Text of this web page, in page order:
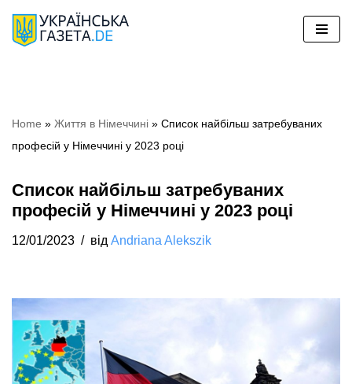
Перейти
Home » Життя в Німеччині » Список найбільш затребуваних
професій у Німеччині у 2023 році
Список найбільш затребуваних
професій у Німеччині у 2023 році
12/01/2023 від Andriana Alekszik